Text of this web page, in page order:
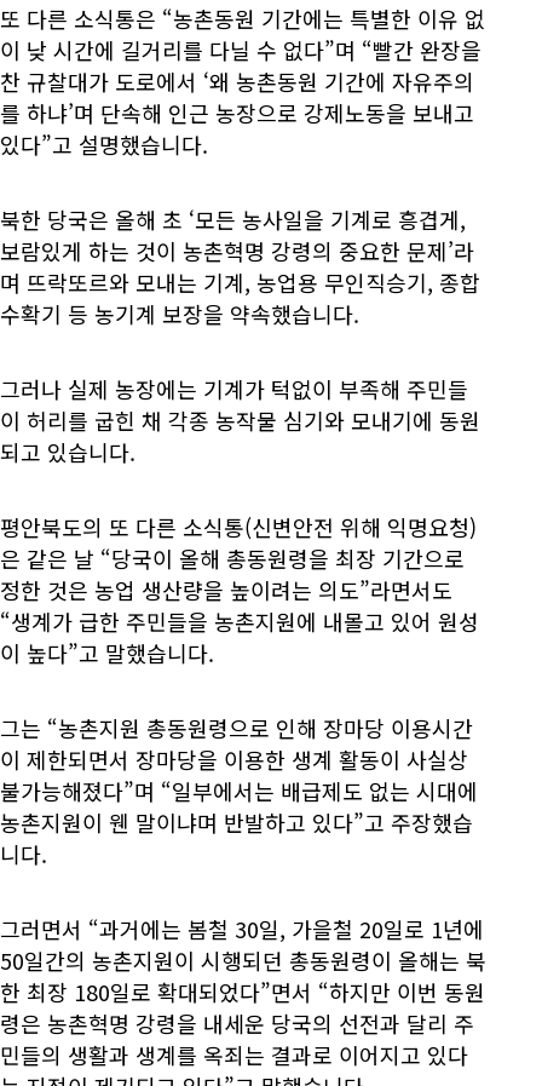
또 다른 소식통은 “농촌동원 기간에는 특별한 이유 없
이 낮 시간에 길거리를 다닐 수 없다”며 “빨간 완장을
찬 규찰대가 도로에서 ‘왜 농촌동원 기간에 자유주의
를 하냐’며 단속해 인근 농장으로 강제노동을 보내고
있다”고 설명했습니다.
북한 당국은 올해 초 ‘모든 농사일을 기계로 흥겹게,
보람있게 하는 것이 농촌혁명 강령의 중요한 문제’라
며 뜨락또르와 모내는 기계, 농업용 무인직승기, 종합
수확기 등 농기계 보장을 약속했습니다.
그러나 실제 농장에는 기계가 턱없이 부족해 주민들
이 허리를 굽힌 채 각종 농작물 심기와 모내기에 동원
되고 있습니다.
평안북도의 또 다른 소식통(신변안전 위해 익명요청)
은 같은 날 “당국이 올해 총동원령을 최장 기간으로
정한 것은 농업 생산량을 높이려는 의도”라면서도
“생계가 급한 주민들을 농촌지원에 내몰고 있어 원성
이 높다”고 말했습니다.
그는 “농촌지원 총동원령으로 인해 장마당 이용시간
이 제한되면서 장마당을 이용한 생계 활동이 사실상
불가능해졌다”며 “일부에서는 배급제도 없는 시대에
농촌지원이 웬 말이냐며 반발하고 있다”고 주장했습
니다.
그러면서 “과거에는 봄철 30일, 가을철 20일로 1년에
50일간의 농촌지원이 시행되던 총동원령이 올해는 북
한 최장 180일로 확대되었다”면서 “하지만 이번 동원
령은 농촌혁명 강령을 내세운 당국의 선전과 달리 주
민들의 생활과 생계를 옥죄는 결과로 이어지고 있다